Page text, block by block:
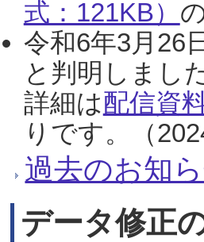
式：121KB）
令和6年3月26
と判明しまし
詳細は配信資
りです。（
過去のお知
データ修正